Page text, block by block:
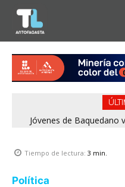
Jóvenes de Baquedano
Tiempo de lectura: 3 min.
Política